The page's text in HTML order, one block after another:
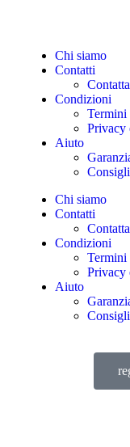
Chi siamo
Contatti
Condizioni
Termini
Privacy
Aiuto
Chi siamo
Contatti
Condizioni
Termini
Privacy
Aiuto